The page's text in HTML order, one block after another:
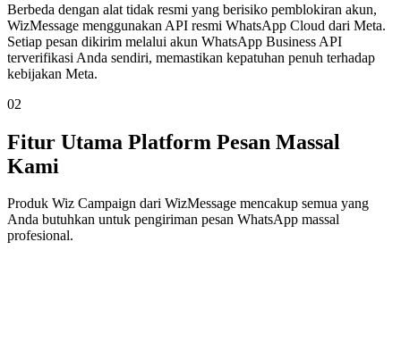
Berbeda dengan alat tidak resmi yang berisiko pemblokiran akun,
WizMessage menggunakan API resmi WhatsApp Cloud dari Meta.
Setiap pesan dikirim melalui akun WhatsApp Business API
terverifikasi Anda sendiri, memastikan kepatuhan penuh terhadap
kebijakan Meta.
02
Fitur Utama Platform Pesan Massal
Kami
Produk Wiz Campaign dari WizMessage mencakup semua yang
Anda butuhkan untuk pengiriman pesan WhatsApp massal
profesional.